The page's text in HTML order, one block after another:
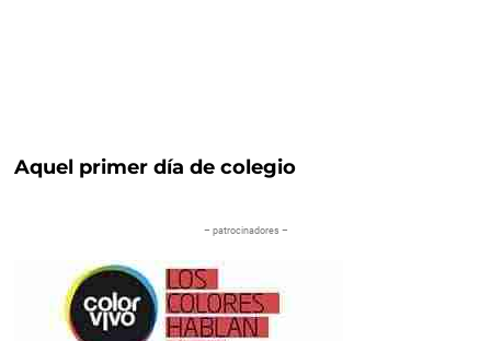
Aquel primer día de colegio
– patrocinadores –